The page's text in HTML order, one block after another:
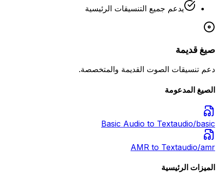
يدعم جميع التنسيقات الرئيسية
صيغ قديمة
دعم تنسيقات الصوت القديمة والمتخصصة.
الصيغ المدعومة
Basic Audio to Textaudio/basic
AMR to Textaudio/amr
الميزات الرئيسية